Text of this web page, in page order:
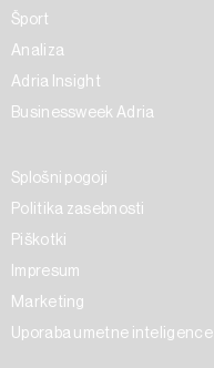
Šport
Analiza
Adria Insight
Businessweek Adria
Splošni pogoji
Politika zasebnosti
Piškotki
Impresum
Marketing
Uporaba umetne inteligence